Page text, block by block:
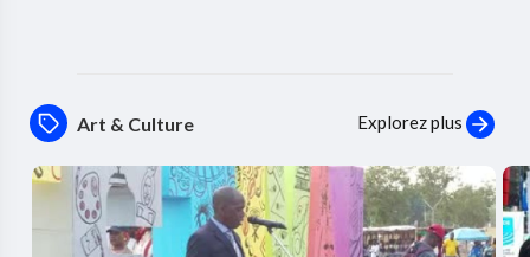
Art & Culture Explorez plus